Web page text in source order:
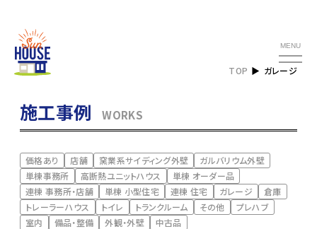
MENU
TOP ガレージ
施工事例 WORKS
価格あり 店舗 窯業系サイディング外壁
ガルバリウム外壁
単棟事務所
高断熱ユニットハウス
単棟 オーダー品
連棟 事務所・店舗
単棟 小型住宅 連棟 住宅 ガレージ
倉庫
トレーラーハウス
トイレ トランクルーム その他
プレハブ
室内
備品・整備 外観・外壁 中古品